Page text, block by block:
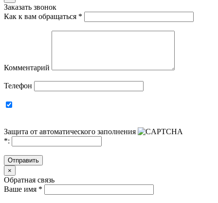
Заказать звонок
Как к вам обращаться *
Комментарий
Телефон
Защита от автоматического заполнения
*:
Отправить
×
Обратная связь
Ваше имя *